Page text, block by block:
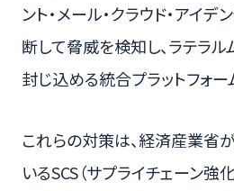
ント・メール・クラウド・アイ
断して脅威を検知し、ラテラ
封じ込める統合プラットフォー
これらの対策は、経済産業省
いるSCS（サプライチェーン強